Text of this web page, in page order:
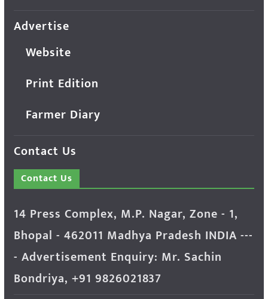
Advertise
Website
Print Edition
Farmer Diary
Contact Us
Contact Us
14 Press Complex, M.P. Nagar, Zone - 1,
Bhopal - 462011 Madhya Pradesh INDIA ---
- Advertisement Enquiry: Mr. Sachin
Bondriya, +91 9826021837